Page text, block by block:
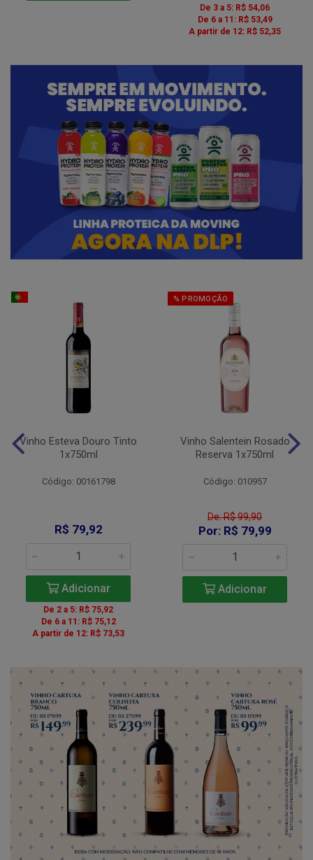
De 3 a 5: R$ 54,06
De 6 a 11: R$ 53,49
A partir de 12: R$ 52,35
Vinho Esteva Douro Tinto
1x750ml
Código: 00161798
R$ 79,92
Adicionar
De 2 a 5: R$ 75,92
De 6 a 11: R$ 75,12
A partir de 12: R$ 73,53
% PROMOÇÃO
Vinho Salentein Rosado
Reserva 1x750ml
Código: 010957
De: R$ 99,90
Por: R$ 79,99
Adicionar